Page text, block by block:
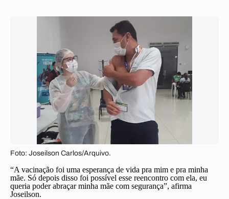
Foto: Joseilson Carlos/Arquivo.
“A vacinação foi uma esperança de vida pra mim e pra minha
mãe. Só depois disso foi possível esse reencontro com ela, eu
queria poder abraçar minha mãe com segurança”, afirma
Joseilson.